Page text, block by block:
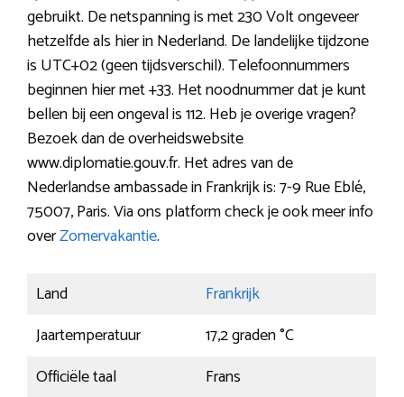
gebruikt. De netspanning is met 230 Volt ongeveer
hetzelfde als hier in Nederland. De landelijke tijdzone
is UTC+02 (geen tijdsverschil). Telefoonnummers
beginnen hier met +33. Het noodnummer dat je kunt
bellen bij een ongeval is 112. Heb je overige vragen?
Bezoek dan de overheidswebsite
www.diplomatie.gouv.fr. Het adres van de
Nederlandse ambassade in Frankrijk is: 7-9 Rue Eblé,
75007, Paris. Via ons platform check je ook meer info
overZomervakantie.
Land
Frankrijk
Jaartemperatuur
17,2 graden °C
Officiële taal
Frans